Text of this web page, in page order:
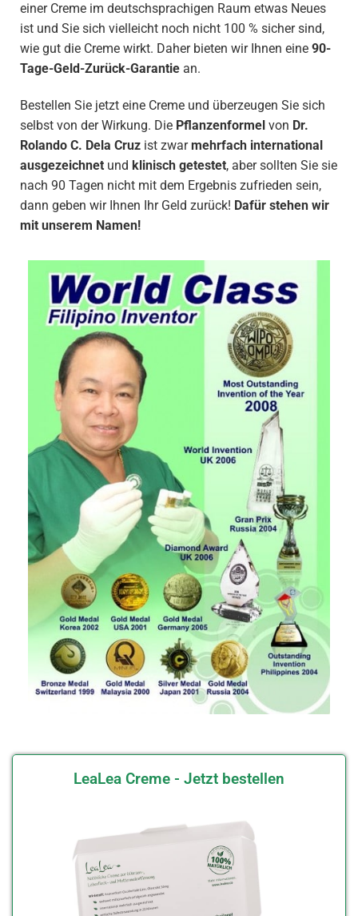
einer Creme im deutschsprachigen Raum etwas Neues
ist und Sie sich vielleicht noch nicht 100 % sicher sind,
wie gut die Creme wirkt. Daher bieten wir Ihnen eine 90-
Tage-Geld-Zurück-Garantie an.
Bestellen Sie jetzt eine Creme und überzeugen Sie sich
selbst von der Wirkung. Die Pflanzenformel von Dr.
Rolando C. Dela Cruz ist zwarmehrfach international
ausgezeichnet und klinisch getestet, aber sollten Sie sie
nach 90 Tagen nicht mit dem Ergebnis zufrieden sein,
dann geben wir Ihnen Ihr Geld zurück! Dafür stehen wir
mit unserem Namen!
LeaLea Creme - Jetzt bestellen